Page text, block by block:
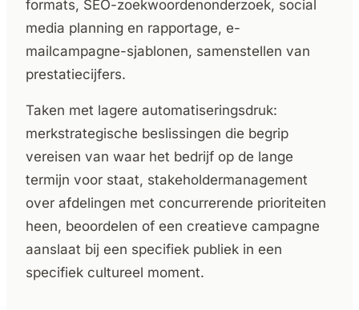
formats, SEO-zoekwoordenonderzoek, social
media planning en rapportage, e-
mailcampagne-sjablonen, samenstellen van
prestatiecijfers.
Taken met lagere automatiseringsdruk:
merkstrategische beslissingen die begrip
vereisen van waar het bedrijf op de lange
termijn voor staat, stakeholdermanagement
over afdelingen met concurrerende prioriteiten
heen, beoordelen of een creatieve campagne
aanslaat bij een specifiek publiek in een
specifiek cultureel moment.